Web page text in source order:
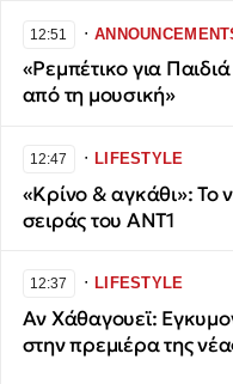
12:51 ∙
«Ρεμπέτικο για
από τη μουσική»
12:47 ∙LIFESTYLE
«Κρίνο & αγκάθι»: Το
σειράς του ΑΝΤ1
12:37 ∙LIFESTYLE
Αν Χάθαγουεϊ:
στην πρεμιέρα της